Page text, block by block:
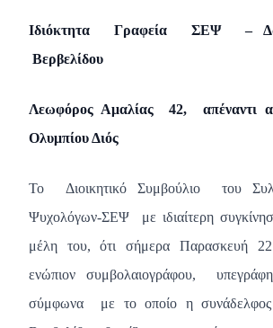
Ιδιόκτητα Γραφεία ΣΕΨ –
Βερβελίδου
Λεωφόρος Αμαλίας 42, απέναντι
Ολυμπίου Διός
To Διοικητικό Συμβούλιο του
Ψυχολόγων-ΣΕΨ με ιδιαίτερη
μέλη του, ότι σήμερα Παρασκευή
ενώπιον συμβολαιογράφου,
σύμφωνα με το οποίο η